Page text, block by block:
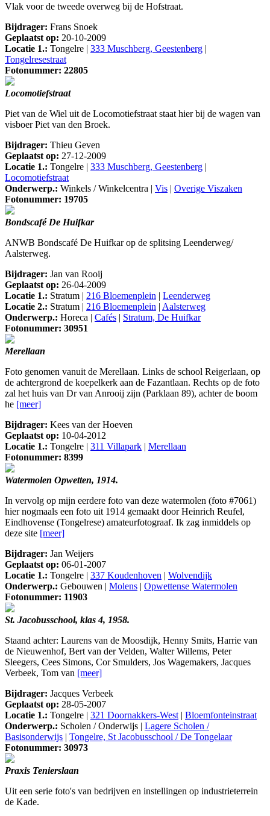
Vlak voor de tweede overweg bij de Hofstraat.
Bijdrager: Frans Snoek
Geplaatst op: 20-10-2009
Locatie 1.: Tongelre | 333 Muschberg, Geestenberg |
Tongelresestraat
Fotonummer: 22805
Locomotiefstraat
Piet van de Wiel uit de Locomotiefstraat staat hier bij de wagen van
visboer Piet van den Broek.
Bijdrager: Thieu Geven
Geplaatst op: 27-12-2009
Locatie 1.: Tongelre | 333 Muschberg, Geestenberg |
Locomotiefstraat
Onderwerp.: Winkels / Winkelcentra | Vis | Overige Viszaken
Fotonummer: 19705
Bondscafé De Huifkar
ANWB Bondscafé De Huifkar op de splitsing Leenderweg/
Aalsterweg.
Bijdrager: Jan van Rooij
Geplaatst op: 26-04-2009
Locatie 1.: Stratum | 216 Bloemenplein | Leenderweg
Locatie 2.: Stratum | 216 Bloemenplein | Aalsterweg
Onderwerp.: Horeca | Cafés | Stratum, De Huifkar
Fotonummer: 30951
Merellaan
Foto genomen vanuit de Merellaan. Links de school Reigerlaan, op
de achtergrond de koepelkerk aan de Fazantlaan. Rechts op de foto
zal het huis van Dr van Anrooij zijn (Parklaan 89), achter de boom
he [meer]
Bijdrager: Kees van der Hoeven
Geplaatst op: 10-04-2012
Locatie 1.: Tongelre | 311 Villapark | Merellaan
Fotonummer: 8399
Watermolen Opwetten, 1914.
In vervolg op mijn eerdere foto van deze watermolen (foto #7061)
hier nogmaals een foto uit 1914 gemaakt door Heinrich Reufel,
Eindhovense (Tongelrese) amateurfotograaf. Ik zag inmiddels op
deze site [meer]
Bijdrager: Jan Weijers
Geplaatst op: 06-01-2007
Locatie 1.: Tongelre | 337 Koudenhoven | Wolvendijk
Onderwerp.: Gebouwen | Molens | Opwettense Watermolen
Fotonummer: 11903
St. Jacobusschool, klas 4, 1958.
Staand achter: Laurens van de Moosdijk, Henny Smits, Harrie van
de Nieuwenhof, Bert van der Velden, Walter Willems, Peter
Sleegers, Cees Simons, Cor Smulders, Jos Wagemakers, Jacques
Verbeek, Tom van [meer]
Bijdrager: Jacques Verbeek
Geplaatst op: 28-05-2007
Locatie 1.: Tongelre | 321 Doornakkers-West | Bloemfonteinstraat
Onderwerp.: Scholen / Onderwijs | Lagere Scholen /
Basisonderwijs | Tongelre, St Jacobusschool / De Tongelaar
Fotonummer: 30973
Praxis Tenierslaan
Uit een serie foto's van bedrijven en instellingen op industrieterrein
de Kade.